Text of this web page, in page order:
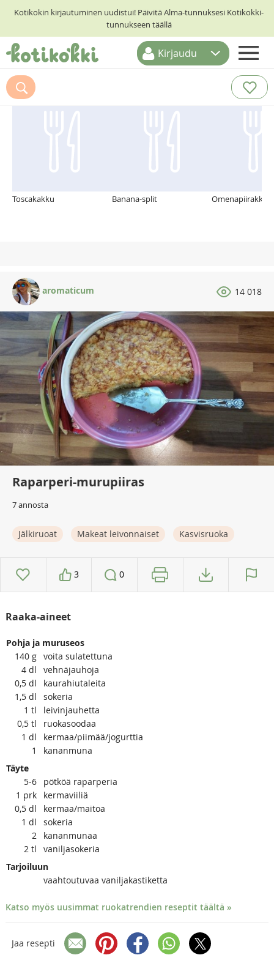
Kotikokin kirjautuminen uudistui! Päivitä Alma-tunnuksesi Kotikokki-
tunnukseen täällä
ETUSIVU
RESEPTIHAKU
Kirjaudu
Suosittelemme myös
Toscakakku Banana-split Omenapiirakka
aromaticum 14 018
Raparperi-murupiiras
7 annosta
Jälkiruoat Makeat leivonnaiset Kasvisruoka
3 0
Raaka-aineet
Pohja ja muruseos
140 g voita sulatettuna
4 dl
vehnäjauhoja
0,5 dl
kaurahiutaleita
1,5 dl
sokeria
1 tl
leivinjauhetta
0,5 tl
ruokasoodaa
1 dl
kermaa/piimää/jogurttia
1
kananmuna
Täyte
5-6
pötköä raparperia
1 prk
kermaviiliä
0,5 dl
kermaa/maitoa
1 dl
sokeria
2
kananmunaa
2 tl
vaniljasokeria
Tarjoiluun
vaahtoutuvaa vaniljakastiketta
Katso myös uusimmat ruokatrendien reseptit täältä »
Jaa resepti